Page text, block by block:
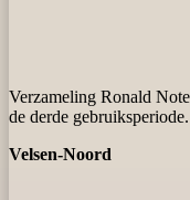
Verzameling Ronald
de derde gebruiksperiode.
Velsen-Noord